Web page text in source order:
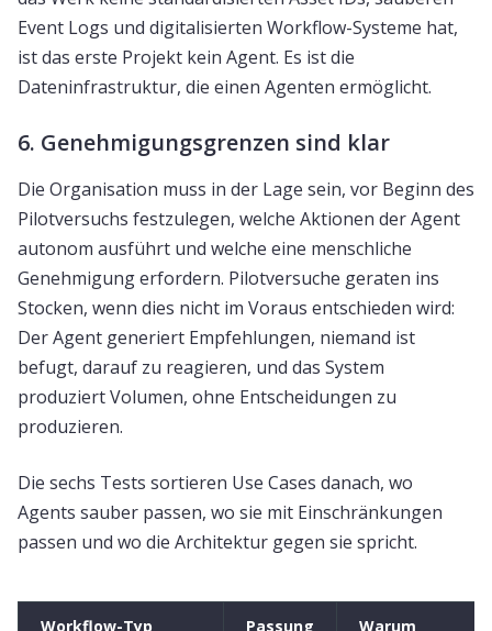
Event Logs und digitalisierten Workflow-Systeme hat,
ist das erste Projekt kein Agent. Es ist die
Dateninfrastruktur, die einen Agenten ermöglicht.
6. Genehmigungsgrenzen sind klar
Die Organisation muss in der Lage sein, vor Beginn des
Pilotversuchs festzulegen, welche Aktionen der Agent
autonom ausführt und welche eine menschliche
Genehmigung erfordern. Pilotversuche geraten ins
Stocken, wenn dies nicht im Voraus entschieden wird:
Der Agent generiert Empfehlungen, niemand ist
befugt, darauf zu reagieren, und das System
produziert Volumen, ohne Entscheidungen zu
produzieren.
Die sechs Tests sortieren Use Cases danach, wo
Agents sauber passen, wo sie mit Einschränkungen
passen und wo die Architektur gegen sie spricht.
Workflow-Typ Passung Warum